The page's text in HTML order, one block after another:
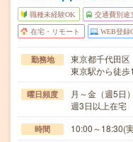
職種未経験OK 交通費別途
在宅・リモート WEB登録
勤務地
東京都千代田区
東京駅から徒
曜日頻度
月～金（週5
週3日以上在宅
時間 10:00～18:30(